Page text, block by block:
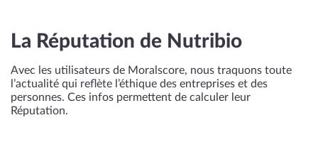
La Réputation de Nutribio
Avec les utilisateurs de Moralscore, nous traquons toute
l’actualité qui reflète l’éthique des entreprises et des
personnes. Ces infos permettent de calculer leur
Réputation.